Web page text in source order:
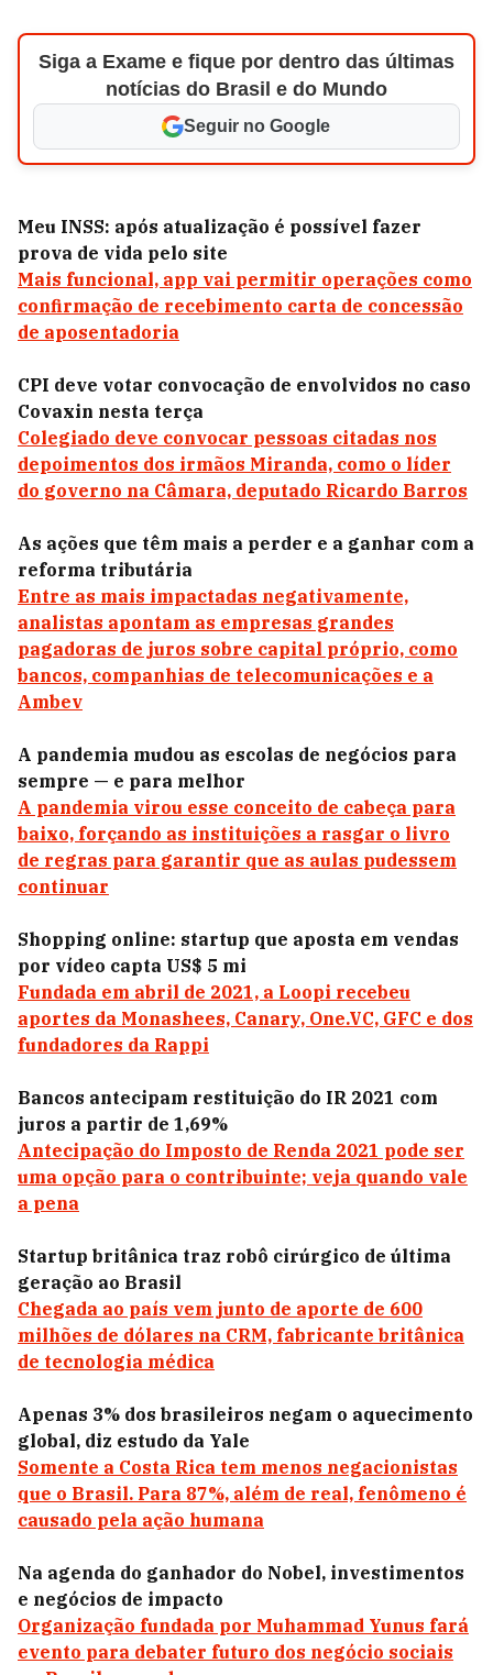
Siga a Exame e fique por dentro das últimas
notícias do Brasil e do Mundo
Seguir no Google
Meu INSS: após atualização é possível fazer
prova de vida pelo site
Mais funcional, app vai permitir operações como
confirmação de recebimento carta de concessão
de aposentadoria
CPI deve votar convocação de envolvidos no caso
Covaxin nesta terça
Colegiado deve convocar pessoas citadas nos
depoimentos dos irmãos Miranda, como o líder
do governo na Câmara, deputado Ricardo Barros
As ações que têm mais a perder e a ganhar com a
reforma tributária
Entre as mais impactadas negativamente,
analistas apontam as empresas grandes
pagadoras de juros sobre capital próprio, como
bancos, companhias de telecomunicações e a
Ambev
A pandemia mudou as escolas de negócios para
sempre — e para melhor
A pandemia virou esse conceito de cabeça para
baixo, forçando as instituições a rasgar o livro
de regras para garantir que as aulas pudessem
continuar
Shopping online: startup que aposta em vendas
por vídeo capta US$ 5 mi
Fundada em abril de 2021, a Loopi recebeu
aportes da Monashees, Canary, One.VC, GFC e dos
fundadores da Rappi
Bancos antecipam restituição do IR 2021 com
juros a partir de 1,69%
Antecipação do Imposto de Renda 2021 pode ser
uma opção para o contribuinte; veja quando vale
a pena
Startup britânica traz robô cirúrgico de última
geração ao Brasil
Chegada ao país vem junto de aporte de 600
milhões de dólares na CRM, fabricante britânica
de tecnologia médica
Apenas 3% dos brasileiros negam o aquecimento
global, diz estudo da Yale
Somente a Costa Rica tem menos negacionistas
que o Brasil. Para 87%, além de real, fenômeno é
causado pela ação humana
Na agenda do ganhador do Nobel, investimentos
e negócios de impacto
Organização fundada por Muhammad Yunus fará
evento para debater futuro dos negócio sociais